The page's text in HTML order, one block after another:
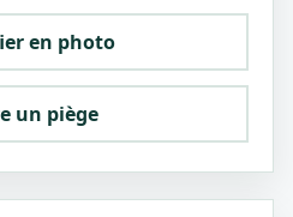
en photo
un piège